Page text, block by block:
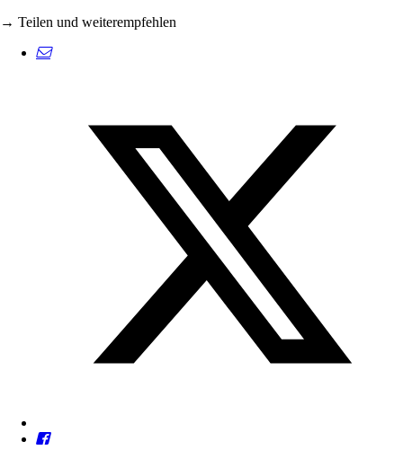
→ Teilen und weiterempfehlen